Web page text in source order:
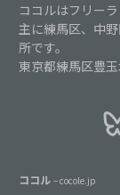
ココルはフリー
主に練馬区、中
所です。
東京都練馬区豊
ココル – cocole.jp